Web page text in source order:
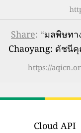
Share: “มลพิษทา
Chaoyang: ดัชนี
https://
Cloud API